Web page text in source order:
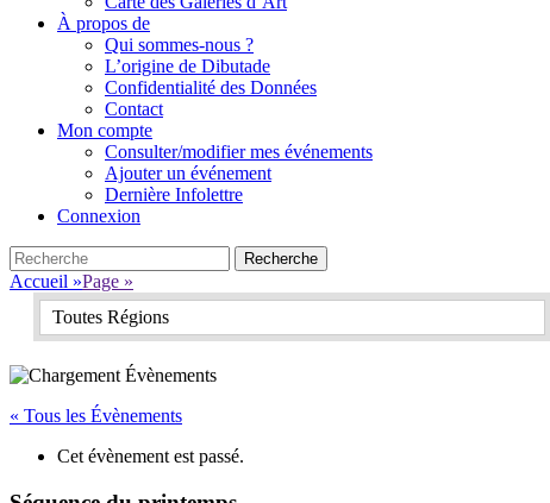
À propos de
Qui sommes-nous ?
L’origine de Dibutade
Confidentialité des Données
Contact
Mon compte
Consulter/modifier mes événements
Ajouter un événement
Dernière Infolettre
Connexion
Search
Recherche
pour:
Accueil »Page »
Toutes Régions
« Tous les Évènements
Cet évènement est passé.